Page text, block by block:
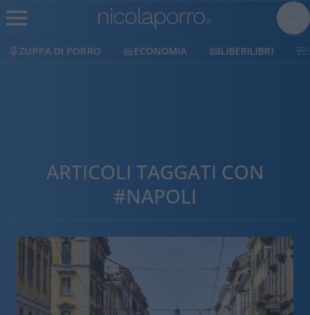
ECONOMIA LIBERILIBRI SHOP SOSTIENICI
ARTICOLI TAGGATI CON
#NAPOLI